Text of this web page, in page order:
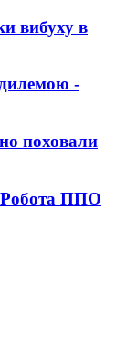
вибуху в
-
поховали
Робота ППО